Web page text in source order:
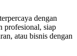
dengan
profesional, siap
atau bisnis dengan